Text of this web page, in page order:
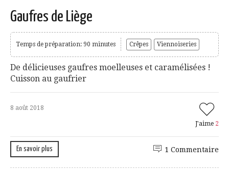
Gaufres de Liège
Temps de préparation: 90 minutes Crêpes Viennoiseries
De délicieuses gaufres moelleuses et caramélisées !
Cuisson au gaufrier
8 août 2018
J'aime 2
En savoir plus 1 Commentaire